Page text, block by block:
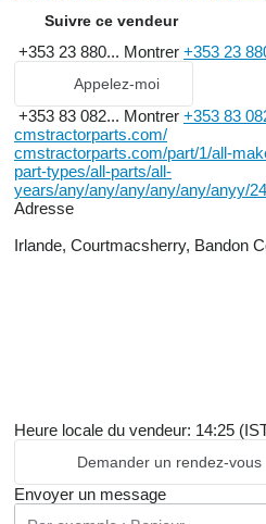
Suivre ce vendeur
+353 23 880... Montrer +353 23
Appelez-moi
+353 83 082... Montrer +353 83
cmstractorparts.com/
cmstractorparts.com/part/1/all-
part-types/all-parts/all-
years/any/any/any/any/any/anyy/
Adresse
Irlande, Courtmacsherry, Bandon
Heure locale du vendeur: 14:25
Demander un rendez-vous
Envoyer un message